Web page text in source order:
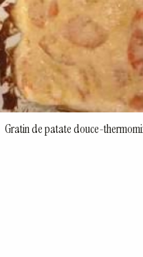
Gratin de patate douce-